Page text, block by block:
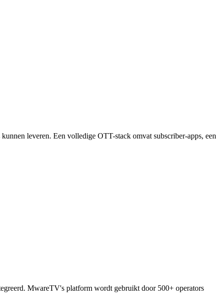
leveren. Een volledige OTT-stack omvat subscriber-apps, een
MwareTV's platform wordt gebruikt door 500+ operators